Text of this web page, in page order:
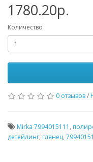
1780.20р.
Количество
0 отзывов/
Mirka 7994015111 ,
детейлинг, глянец,